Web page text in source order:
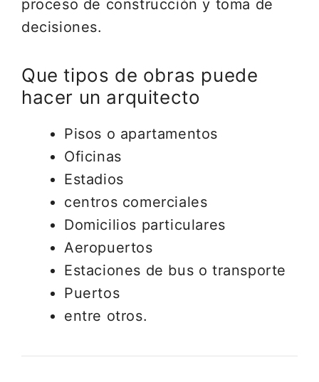
proceso de construcción y toma de
decisiones.
Que tipos de obras puede
hacer un arquitecto
Pisos o apartamentos
Oficinas
Estadios
centros comerciales
Domicilios particulares
Aeropuertos
Estaciones de bus o transporte
Puertos
entre otros.